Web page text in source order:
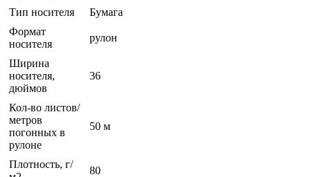
Тип носителя
Бумага
Формат
носителя
рулон
Ширина
носителя,
дюймов
36
Кол-во листов/
метров
погонных в
рулоне
50 м
Плотность, г/
80